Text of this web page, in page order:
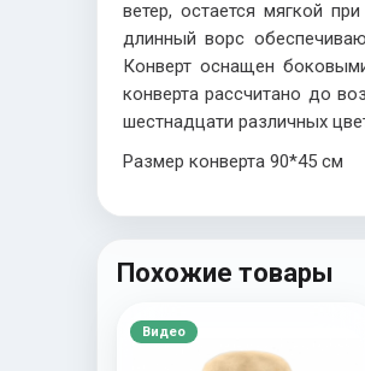
ветер, остается мягкой
длинный ворс
Конверт оснащен
конверта рассчитано до
шестнадцати различных
Размер конверта 90*45 см
Похожие товары
Видео